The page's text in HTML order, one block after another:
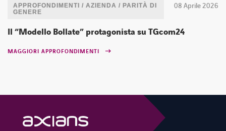
08 Aprile 2026
APPROFONDIMENTI / AZIENDA / PARITÀ DI
GENERE
Il “Modello Bollate” protagonista su TGcom24
MAGGIORI APPROFONDIMENTI